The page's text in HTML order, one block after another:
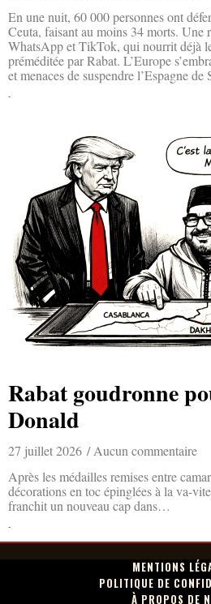
En une nuit, 60 000 personnes ont
Ceuta, faisant au moins 34 morts. Une
WhatsApp et TikTok, qui nourrit déjà
préméditée par Rabat. L’Europe
et menaces de suspendre l’Espagne de
Rabat goudronne
Donald
27 juillet 2026
Aucun commentaire
Après les médailles remises entre
décorations en toc épinglées à la va-
franchit un nouveau cap dans…
MENTIONS
POLITIQUE DE
À PROPOS DE